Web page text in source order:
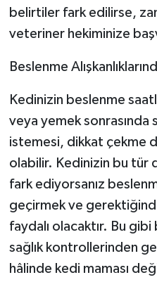
belirtiler fark edilirse,
veteriner hekiminize
Beslenme
Kedinizin beslenme
veya yemek sonrasında
istemesi, dikkat çekme
olabilir. Kedinizin bu tür
fark ediyorsanız
geçirmek ve
faydalı olacaktır. Bu
sağlık kontrollerinden
hâlinde kedi maması